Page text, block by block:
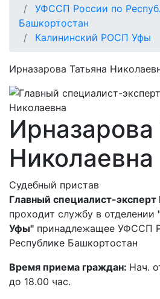
УФССП России по
Башкортостан
Калининский РОСП Уфы
Ирназарова Татьяна
Ирназарова
Николаевна
Судебный пристав
Главный специалист-эксперт
проходит службу в отделении
Уфы" принадлежащее УФССП
Республике Башкортостан
Время приема граждан: Нач.
до 18.00 час.